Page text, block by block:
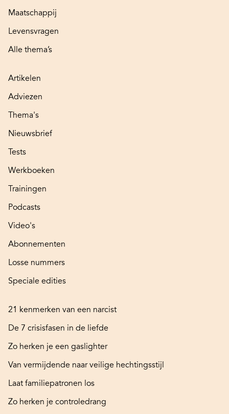
Maatschappij
Levensvragen
Alle thema’s
Artikelen
Adviezen
Thema's
Nieuwsbrief
Tests
Werkboeken
Trainingen
Podcasts
Video's
Abonnementen
Losse nummers
Speciale edities
21 kenmerken van een narcist
De 7 crisisfasen in de liefde
Zo herken je een gaslighter
Van vermijdende naar veilige hechtingsstijl
Laat familiepatronen los
Zo herken je controledrang